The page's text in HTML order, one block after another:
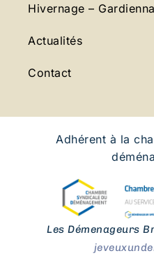
Hivernage –
Actualités
Contact
Adhérent à la
Les Démenageurs